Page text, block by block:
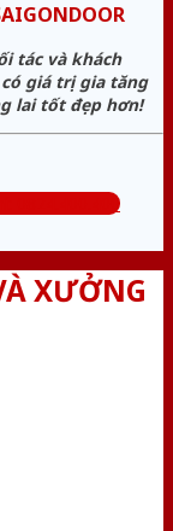
tác và khách
giá trị gia tăng
lai tốt đẹp hơn!
0824.400.400
XƯỞNG